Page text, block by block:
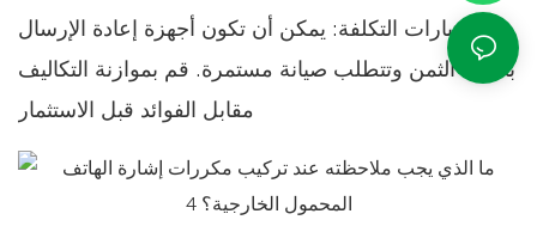
اعتبارات التكلفة: يمكن أن تكون أجهزة إعادة الإرسال
باهظة الثمن وتتطلب صيانة مستمرة. قم بموازنة التكاليف